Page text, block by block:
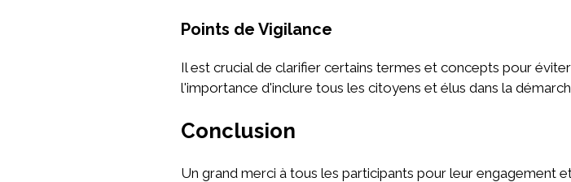
Points de Vigilance
Il est crucial de clarifier certains termes et concepts pour
l'importance d'inclure tous les citoyens et élus dans la
Conclusion
Un grand merci à tous les participants pour leur engagement